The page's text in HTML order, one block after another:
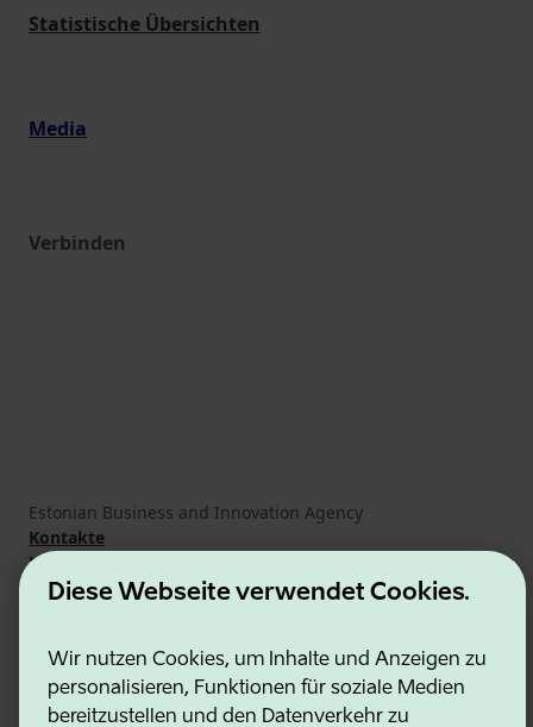
Diese Webseite verwendet Cookies.
Wir nutzen Cookies, um Inhalte und Anzeigen zu
personalisieren, Funktionen für soziale Medien
bereitzustellen und den Datenverkehr zu
Statistische Übersichten
Media
Verbinden
Estonian Business and Innovation Agency
Kontakte
Kooperationspartner
Nutzungsbedingungen